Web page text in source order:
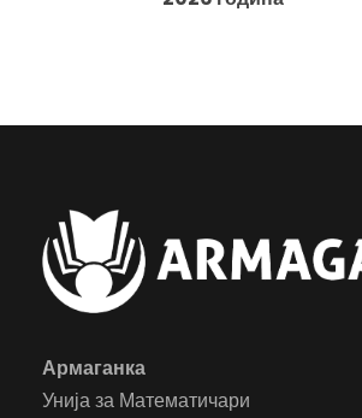
Армаганка
Унија за Математичари